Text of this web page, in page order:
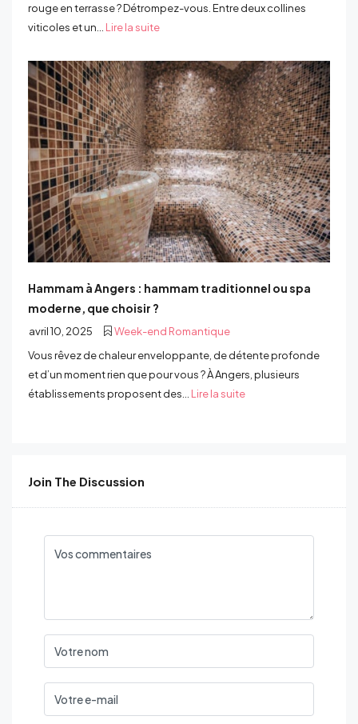
rouge en terrasse ? Détrompez-vous. Entre deux collines
viticoles et un... Lire la suite
Hammam à Angers : hammam traditionnel ou spa
moderne, que choisir ?
avril 10, 2025
Week-end Romantique
Vous rêvez de chaleur enveloppante, de détente profonde
et d’un moment rien que pour vous ? À Angers, plusieurs
établissements proposent des... Lire la suite
Join The Discussion